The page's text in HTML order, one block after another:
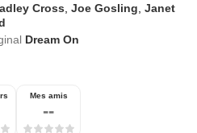
Cross ,Joe Gosling ,Janet
Dream On
Mes amis
--